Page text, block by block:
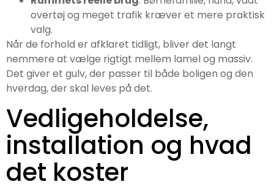
overtøj og meget trafik kræver et mere praktisk
valg.
Når de forhold er afklaret tidligt, bliver det langt
nemmere at vælge rigtigt mellem lamel og massiv.
Det giver et gulv, der passer til både boligen og den
hverdag, der skal leves på det.
Vedligeholdelse,
installation og hvad
det koster